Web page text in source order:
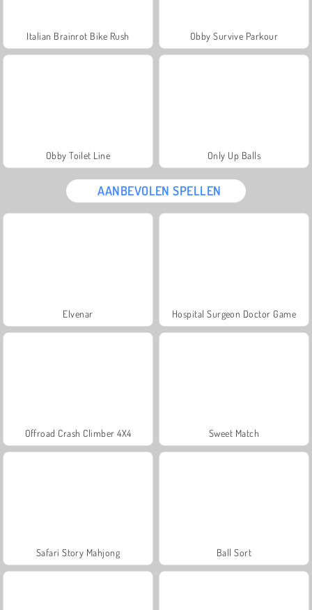
Italian Brainrot Bike Rush Obby Survive Parkour
Obby Toilet Line Only Up Balls
AANBEVOLEN SPELLEN
Elvenar Hospital Surgeon Doctor Game
Offroad Crash Climber 4X4 Sweet Match
Safari Story Mahjong Ball Sort